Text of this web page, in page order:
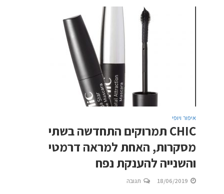
איפור ויופי
CHIC תמרוקים התחדשה בשתי
מסקרות, האחת למראה דרמטי
והשנייה להענקת נפח
18/06/2019 תגובה